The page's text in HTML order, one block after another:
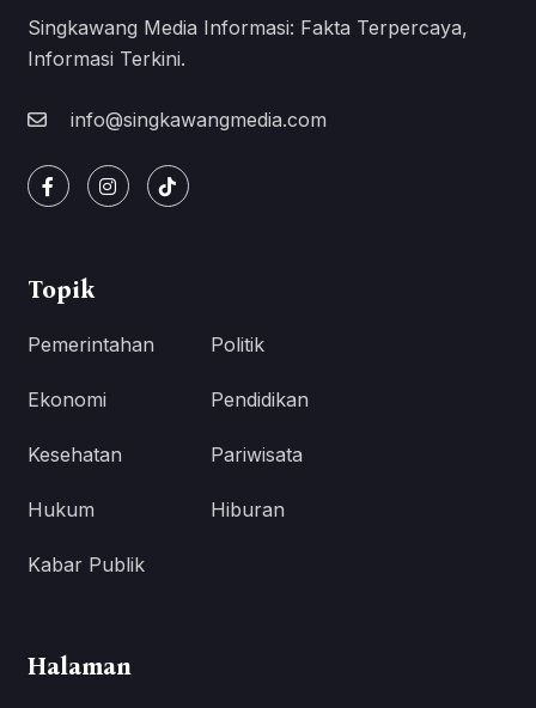
Singkawang Media Informasi: Fakta Terpercaya,
Informasi Terkini.
info@singkawangmedia.com
Topik
Pemerintahan Politik
Ekonomi Pendidikan
Kesehatan Pariwisata
Hukum Hiburan
Kabar Publik
Halaman